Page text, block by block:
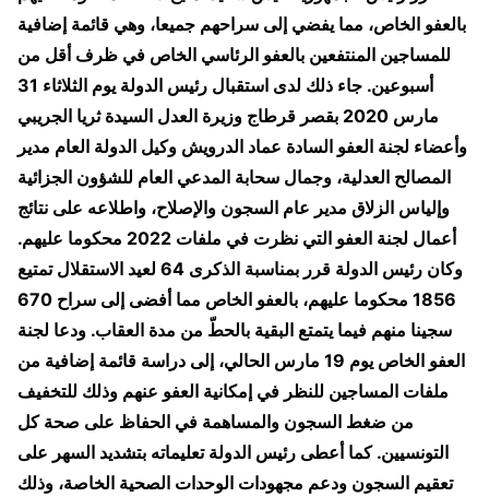
بالعفو الخاص، مما يفضي إلى سراحهم جميعا، وهي قائمة إضافية
للمساجين المنتفعين بالعفو الرئاسي الخاص في ظرف أقل من
أسبوعين. جاء ذلك لدى استقبال رئيس الدولة يوم الثلاثاء 31
مارس 2020 بقصر قرطاج وزيرة العدل السيدة ثريا الجريبي
وأعضاء لجنة العفو السادة عماد الدرويش وكيل الدولة العام مدير
المصالح العدلية، وجمال سحابة المدعي العام للشؤون الجزائية
وإلياس الزلاق مدير عام السجون والإصلاح، واطلاعه على نتائج
أعمال لجنة العفو التي نظرت في ملفات 2022 محكوما عليهم.
وكان رئيس الدولة قرر بمناسبة الذكرى 64 لعيد الاستقلال تمتيع
1856 محكوما عليهم، بالعفو الخاص مما أفضى إلى سراح 670
سجينا منهم فيما يتمتع البقية بالحطّ من مدة العقاب. ودعا لجنة
العفو الخاص يوم 19 مارس الحالي، إلى دراسة قائمة إضافية من
ملفات المساجين للنظر في إمكانية العفو عنهم وذلك للتخفيف
من ضغط السجون والمساهمة في الحفاظ على صحة كل
التونسيين. كما أعطى رئيس الدولة تعليماته بتشديد السهر على
تعقيم السجون ودعم مجهودات الوحدات الصحية الخاصة، وذلك